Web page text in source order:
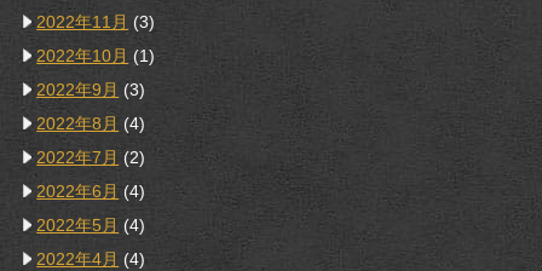
2022年11月 (3)
2022年10月 (1)
2022年9月 (3)
2022年8月 (4)
2022年7月 (2)
2022年6月 (4)
2022年5月 (4)
2022年4月 (4)